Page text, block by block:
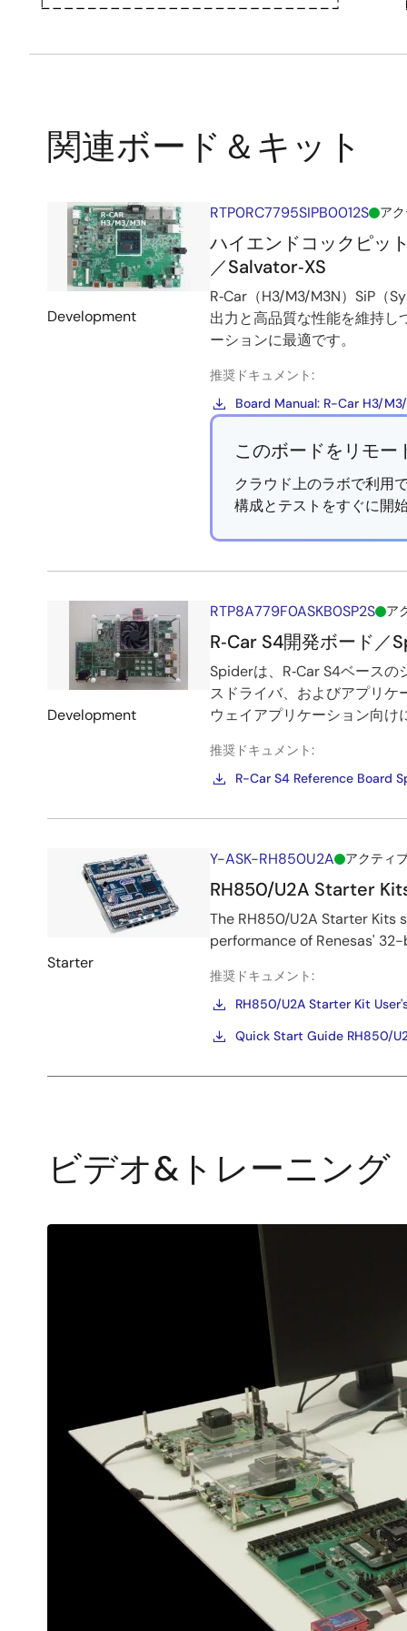
関連ボード＆キット
Development
RTP0RC7795SIPB0012S ア
ハイエンドコックピッ
／Salvator‑XS
R‑Car（H3/M3/M3N）SiP（
出力と高品質な性能を維持し
ーションに最適です。
推奨ドキュメント:
Board Manual: R-Car H3/
このボードをリモー
クラウド上のラボで利用
構成とテストをすぐに開始
Development
RTP8A779F0ASKB0SP2S ア
R‑Car S4開発ボード／
Spiderは、R‑Car S4ベース
スドライバ、およびアプリケ
ウェイアプリケーション向け
推奨ドキュメント:
R-Car S4 Reference Board
Starter
Y-ASK-RH850U2A アクティ
RH850/U2A Starter
The RH850/U2A Starter Kits
performance of Renesas'
推奨ドキュメント:
RH850/U2A Starter Kit
Quick Start Guide RH850/
ビデオ&トレーニング